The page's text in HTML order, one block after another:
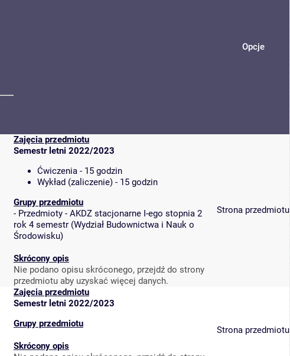
Opcje
Zajęcia przedmiotu
Semestr letni 2022/2023
Ćwiczenia - 15 godzin
Wykład (zaliczenie) - 15 godzin
Grupy przedmiotu
- Przedmioty - AKDZ stacjonarne I-ego stopnia 2
rok 4 semestr (Wydział Budownictwa i Nauk o
Środowisku)
Skrócony opis
Nie podano opisu skróconego, przejdź do strony
przedmiotu aby uzyskać więcej danych.
Strona przedmiotu
Zajęcia przedmiotu
Semestr letni 2022/2023
Grupy przedmiotu
Skrócony opis
Strona przedmiotu